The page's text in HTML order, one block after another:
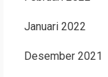
Januari 2022
Desember 2021